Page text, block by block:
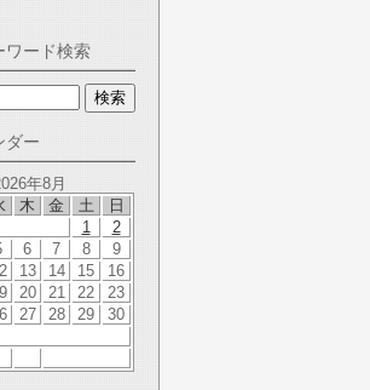
ワード検索
ダー
年8月
木 金 土 日
1
2
6 7 8
9
13 14 15
16
20 21 22
23
27 28 29
30